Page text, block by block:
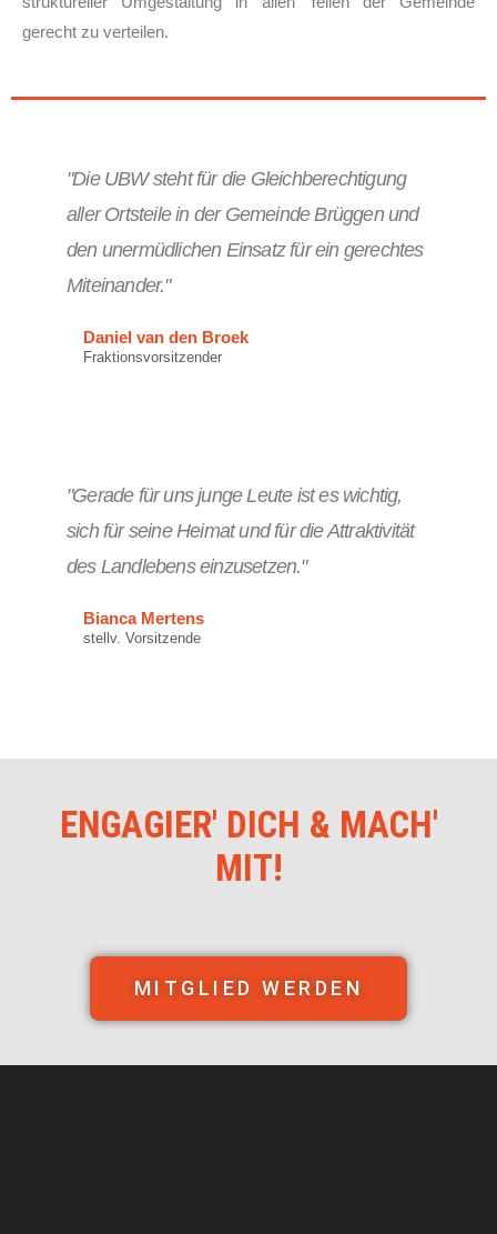
gerecht zu verteilen.
"Die UBW steht für die Gleichberechtigung
aller Ortsteile in der Gemeinde Brüggen und
den unermüdlichen Einsatz für ein gerechtes
Miteinander."
Daniel van den Broek
Fraktionsvorsitzender
"Gerade für uns junge Leute ist es wichtig,
sich für seine Heimat und für die Attraktivität
des Landlebens einzusetzen."
Bianca Mertens
stellv. Vorsitzende
ENGAGIER' DICH & MACH'
MIT!
MITGLIED WERDEN